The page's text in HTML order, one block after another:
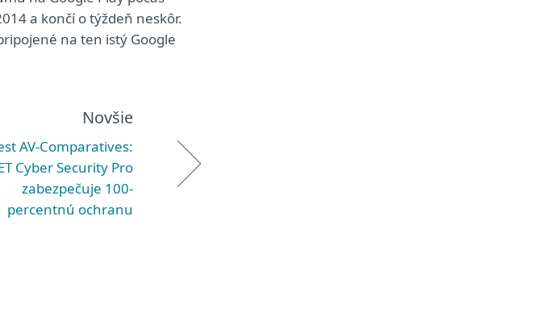
a končí o týždeň neskôr.
na ten istý Google
Novšie
AV-Comparatives:
Cyber Security Pro
zabezpečuje 100-
percentnú ochranu